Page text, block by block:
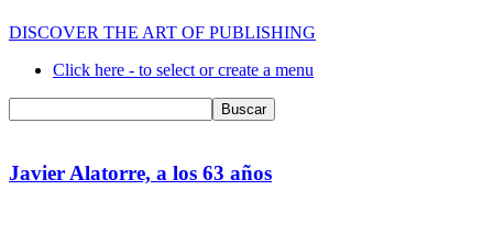
DISCOVER THE ART OF PUBLISHING
Click here - to select or create a menu
Javier Alatorre, a los 63 años